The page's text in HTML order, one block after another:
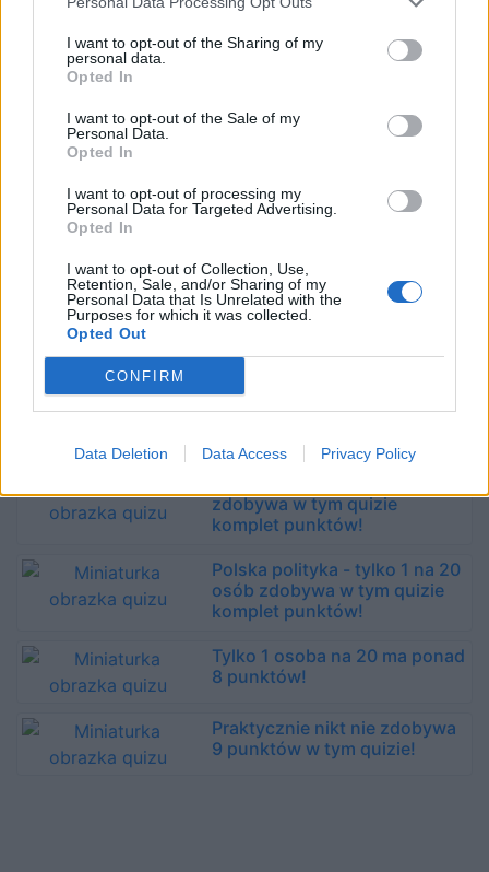
I want to opt-out of the Sharing of my
personal data.
Opted In
I want to opt-out of the Sale of my
Personal Data.
Opted In
I want to opt-out of processing my
Personal Data for Targeted Advertising.
Opted In
I want to opt-out of Collection, Use,
Retention, Sale, and/or Sharing of my
Personal Data that Is Unrelated with the
Purposes for which it was collected.
Opted Out
CONFIRM
Data Deletion Data Access Privacy Policy
Tylko geniusz zdobędzie
quizie!
Ziemia - tylko 1 na 20 osób
komplet punktów!
Kino - tylko 1 na 20 osób
zdobywa w tym quizie
zdobywa w tym quizie
komplet punktów!
Polska polityka - tylko 1 na 20
osób zdobywa w tym quizie
komplet punktów!
Tylko 1 osoba na 20 ma ponad
8 punktów!
Praktycznie nikt nie zdobywa
9 punktów w tym quizie!